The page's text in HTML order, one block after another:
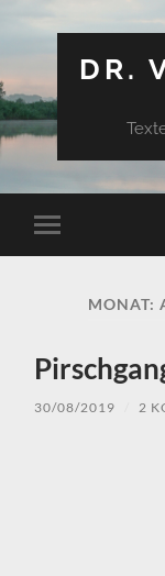
DR.
Mobile-
Menü
MONAT:
30/08/2019 2